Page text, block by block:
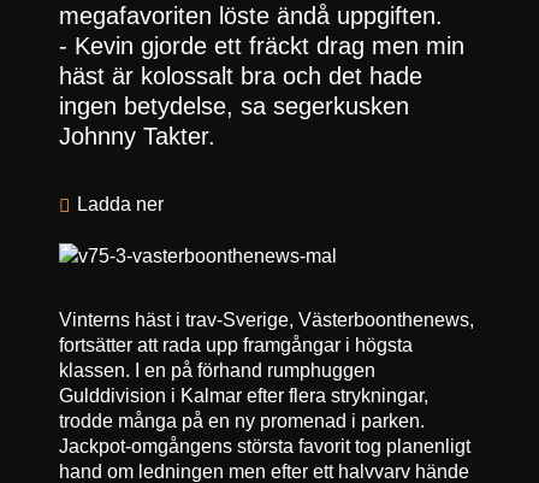
megafavoriten löste ändå uppgiften.
- Kevin gjorde ett fräckt drag men min
häst är kolossalt bra och det hade
ingen betydelse, sa segerkusken
Johnny Takter.
Vinterns häst i trav-Sverige, Västerboonthenews,
fortsätter att rada upp framgångar i högsta
klassen. I en på förhand rumphuggen
Gulddivision i Kalmar efter flera strykningar,
trodde många på en ny promenad i parken.
Jackpot-omgångens största favorit tog planenligt
hand om ledningen men efter ett halvvarv hände
Ladda ner